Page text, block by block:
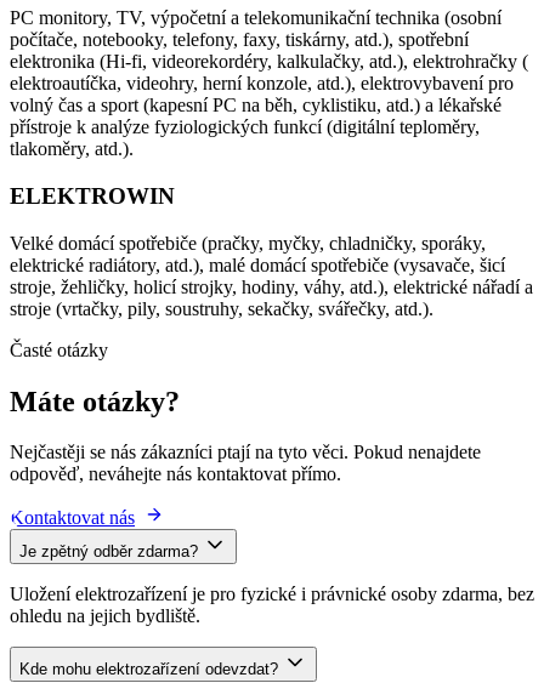
PC monitory, TV, výpočetní a telekomunikační technika (osobní
počítače, notebooky, telefony, faxy, tiskárny, atd.), spotřební
elektronika (Hi-fi, videorekordéry, kalkulačky, atd.), elektrohračky (
elektroautíčka, videohry, herní konzole, atd.), elektrovybavení pro
volný čas a sport (kapesní PC na běh, cyklistiku, atd.) a lékařské
přístroje k analýze fyziologických funkcí (digitální teploměry,
tlakoměry, atd.).
ELEKTROWIN
Velké domácí spotřebiče (pračky, myčky, chladničky, sporáky,
elektrické radiátory, atd.), malé domácí spotřebiče (vysavače, šicí
stroje, žehličky, holicí strojky, hodiny, váhy, atd.), elektrické nářadí a
stroje (vrtačky, pily, soustruhy, sekačky, svářečky, atd.).
Časté otázky
Máte otázky?
Nejčastěji se nás zákazníci ptají na tyto věci. Pokud nenajdete
odpověď, neváhejte nás kontaktovat přímo.
Kontaktovat nás
Je zpětný odběr zdarma?
Uložení elektrozařízení je pro fyzické i právnické osoby zdarma, bez
ohledu na jejich bydliště.
Kde mohu elektrozařízení odevzdat?